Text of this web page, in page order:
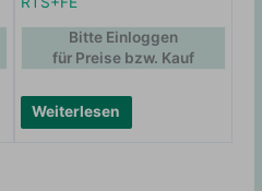
Weiterlesen
Bitte Einloggen
für Preise bzw. Kauf